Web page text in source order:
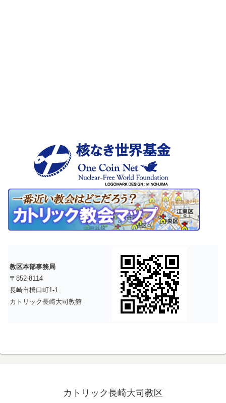
教区本部事務局
〒852-8114
長崎市橋口町1-1
カトリック長崎大司教館
カトリック長崎大司教区